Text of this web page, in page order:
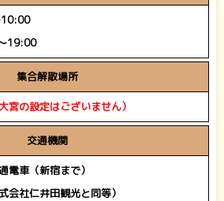
10:00
19:00
集合解散場所
宮の設定はございません）
交通機関
電車（新宿まで）
会社仁井田観光と同等）